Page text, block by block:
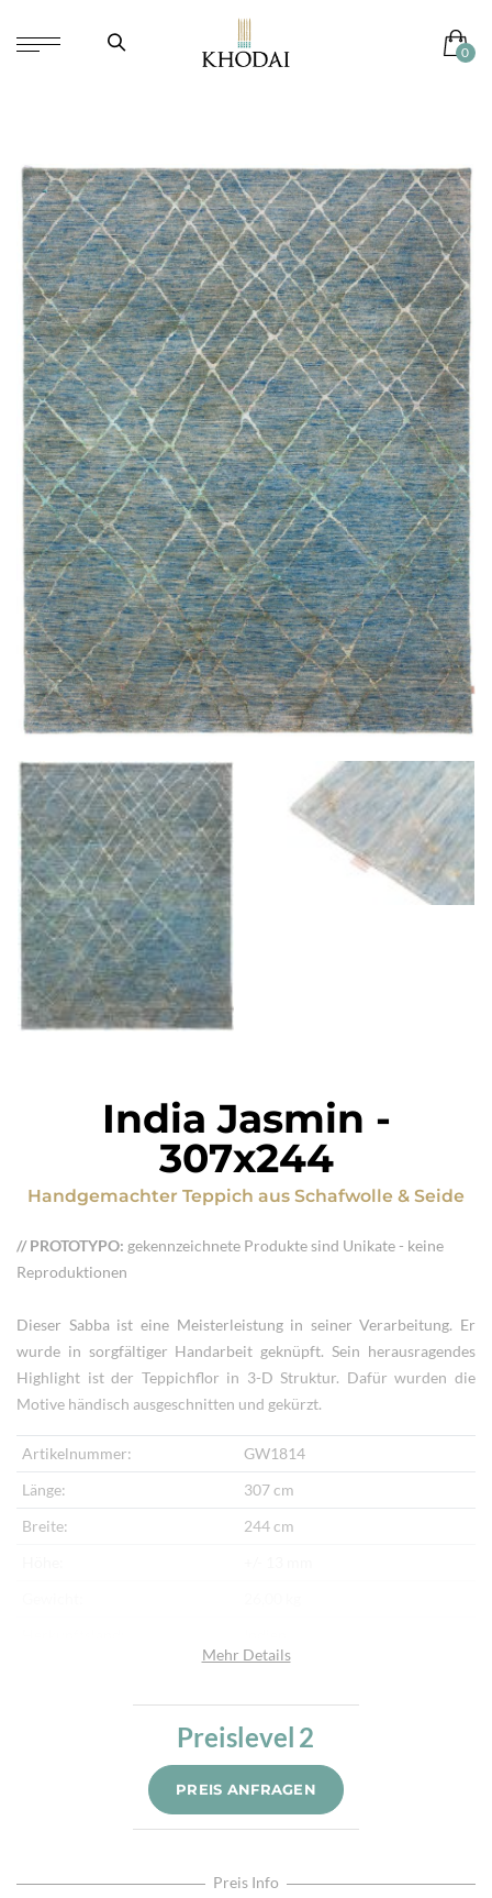
India Jasmin -
307x244
Handgemachter Teppich aus Schafwolle & Seide
// PROTOTYPO: gekennzeichnete Produkte sind Unikate - keine
Reproduktionen
Dieser Sabba ist eine Meisterleistung in seiner Verarbeitung. Er
wurde in sorgfältiger Handarbeit geknüpft. Sein herausragendes
Highlight ist der Teppichflor in 3-D Struktur. Dafür wurden die
Motive händisch ausgeschnitten und gekürzt.
Artikelnummer:
GW1814
Länge:
307 cm
Breite:
244 cm
Baumwolle
Neu
180.000/m²
Handgeknüpft
Mehr Details
Preislevel 2
PREIS ANFRAGEN
Preis Info